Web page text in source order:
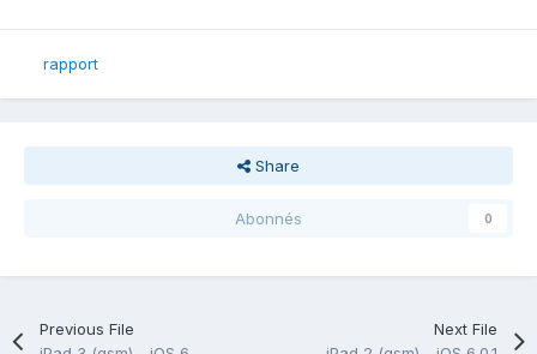
rapport
Share
Abonnés 0
Previous File
Next File